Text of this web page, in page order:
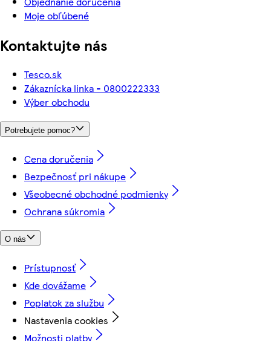
Moje obľúbené
Kontaktujte nás
Tesco.sk
Zákaznícka linka - 0800222333
Výber obchodu
Potrebujete pomoc?
Cena doručenia
Bezpečnosť pri nákupe
Všeobecné obchodné podmienky
Ochrana súkromia
O nás
Prístupnosť
Kde dovážame
Poplatok za službu
Nastavenia cookies
Možnosti platby